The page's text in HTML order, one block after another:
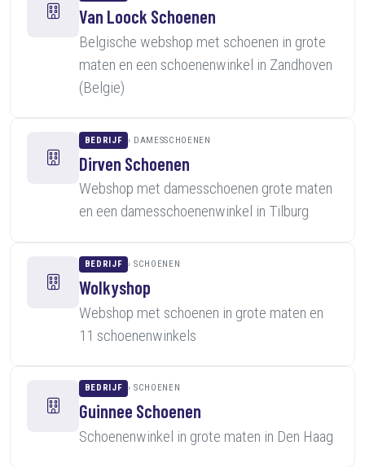
Van Loock Schoenen
Belgische webshop met schoenen in grote
maten en een schoenenwinkel in Zandhoven
(Belgie)
BEDRIJF DAMESSCHOENEN
Dirven Schoenen
Webshop met damesschoenen grote maten
en een damesschoenenwinkel in Tilburg
BEDRIJF SCHOENEN
Wolkyshop
Webshop met schoenen in grote maten en
11 schoenenwinkels
BEDRIJF SCHOENEN
Guinnee Schoenen
Schoenenwinkel in grote maten in Den Haag